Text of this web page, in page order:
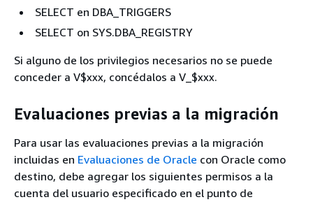
SELECT en DBA_TRIGGERS
SELECT on SYS.DBA_REGISTRY
Si alguno de los privilegios necesarios no se puede
conceder a V$xxx, concédalos a V_$xxx.
Evaluaciones previas a la migración
Para usar las evaluaciones previas a la migración
incluidas en Evaluaciones de Oracle con Oracle como
destino, debe agregar los siguientes permisos a la
cuenta del usuario especificado en el punto de